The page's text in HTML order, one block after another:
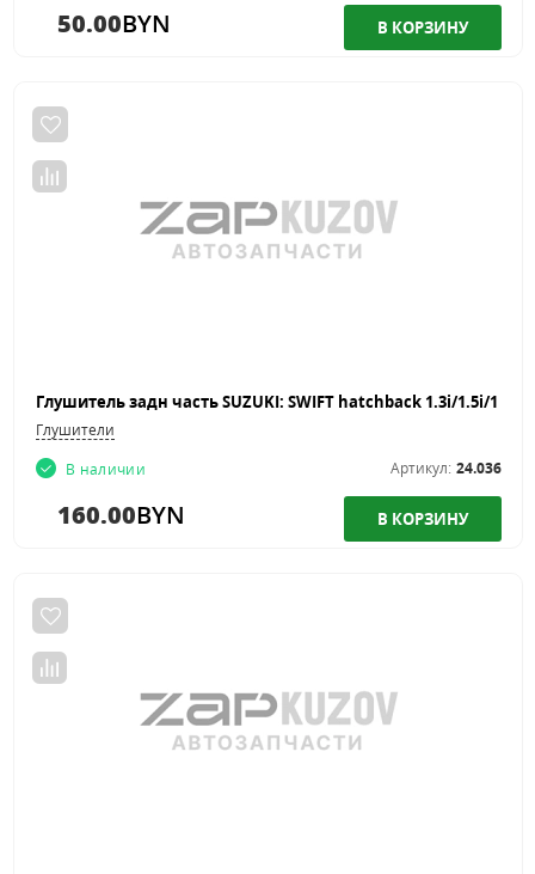
50.00BYN
Глушители
В наличии
Артикул: 24.036
160.00BYN